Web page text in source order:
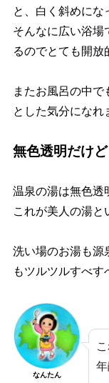
と、白く斜めにな
そんなに広い浴場
るのでとても開放
またお風呂の中で
とした気分になれ
無色透明だけ
温泉の湯は無色透
これが美人の湯と
洗い場のお湯も源
もツルツルすべす
なんたん